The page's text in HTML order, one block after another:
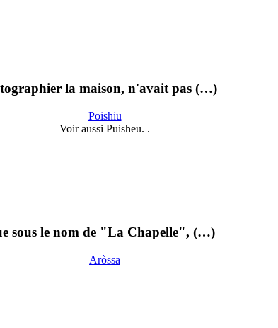
la maison, n'avait pas (…)
Poishiu
Voir aussi Puisheu. .
sous le nom de "La Chapelle", (…)
Aròssa